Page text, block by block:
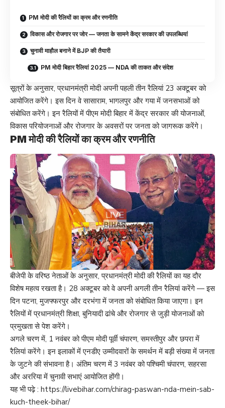
PM मोदी की रैलियों का क्रम और रणनीति
विकास और रोजगार पर जोर — जनता के सामने केंद्र सरकार की उपलब्धियां
चुनावी माहौल बनाने में BJP की तैयारी
PM मोदी बिहार रैलियां 2025 — NDA की ताकत और संदेश
सूत्रों के अनुसार, प्रधानमंत्री मोदी अपनी पहली तीन रैलियां 23 अक्टूबर को
आयोजित करेंगे। इस दिन वे सासाराम, भागलपुर और गया में जनसभाओं को
संबोधित करेंगे। इन रैलियों में पीएम मोदी बिहार में केंद्र सरकार की योजनाओं,
विकास परियोजनाओं और रोजगार के अवसरों पर जनता को जागरूक करेंगे।
PM मोदी की रैलियों का क्रम और रणनीति
बीजेपी के वरिष्ठ नेताओं के अनुसार, प्रधानमंत्री मोदी की रैलियों का यह दौर
विशेष महत्व रखता है। 28 अक्टूबर को वे अपनी अगली तीन रैलियां करेंगे — इस
दिन पटना, मुजफ्फरपुर और दरभंगा में जनता को संबोधित किया जाएगा। इन
रैलियों में प्रधानमंत्री शिक्षा, बुनियादी ढांचे और रोजगार से जुड़ी योजनाओं को
प्रमुखता से पेश करेंगे।
अगले चरण में, 1 नवंबर को पीएम मोदी पूर्वी चंपारण, समस्तीपुर और छपरा में
रैलियां करेंगे। इन इलाकों में एनडीए उम्मीदवारों के समर्थन में बड़ी संख्या में जनता
के जुटने की संभावना है। अंतिम चरण में 3 नवंबर को पश्चिमी चंपारण, सहरसा
और अररिया में चुनावी सभाएं आयोजित होंगी।
यह भी पढ़े : https://livebihar.com/chirag-paswan-nda-mein-sab-
kuch-theek-bihar/